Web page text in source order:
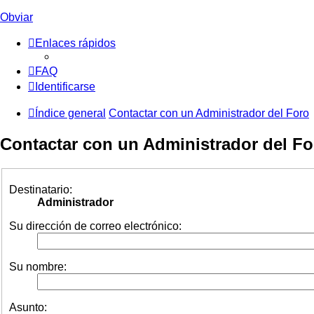
Obviar
Enlaces rápidos
FAQ
Identificarse
Índice general Contactar con un Administrador del Foro
Contactar con un Administrador del
Destinatario:
Administrador
Su dirección de correo electrónico:
Su nombre:
Asunto: